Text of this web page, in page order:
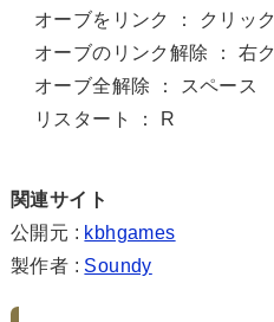
オーブをリンク ： クリック
オーブのリンク解除 ： 右
オーブ全解除 ： スペース
リスタート ： R
関連サイト
公開元 : kbhgames
製作者 : Soundy